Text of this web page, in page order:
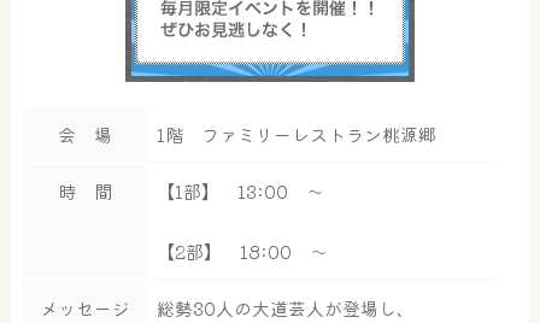
会 場 1階 ファミリーレストラン桃源郷
時 間 【1部】 13:00 ～
【2部】 18:00 ～
メッセージ
総勢30人の大道芸人が登場し、